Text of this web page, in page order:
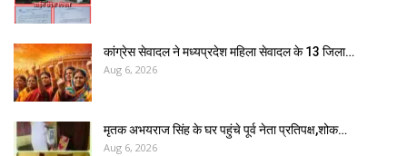
कांग्रेस सेवादल ने मध्यप्रदेश महिला सेवादल के 13 जिला…
Aug 6, 2026
मृतक अभयराज सिंह के घर पहुंचे पूर्व नेता प्रतिपक्ष,शोक…
Aug 6, 2026